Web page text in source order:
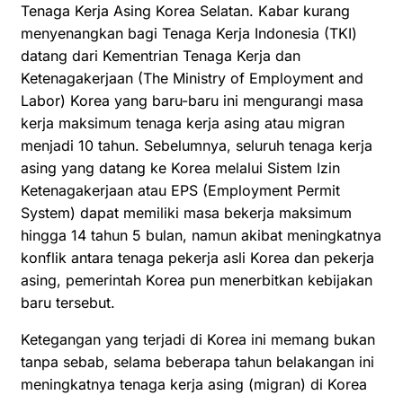
Tenaga Kerja Asing Korea Selatan. Kabar kurang
menyenangkan bagi Tenaga Kerja Indonesia (TKI)
datang dari Kementrian Tenaga Kerja dan
Ketenagakerjaan (The Ministry of Employment and
Labor) Korea yang baru-baru ini mengurangi masa
kerja maksimum tenaga kerja asing atau migran
menjadi 10 tahun. Sebelumnya, seluruh tenaga kerja
asing yang datang ke Korea melalui Sistem Izin
Ketenagakerjaan atau EPS (Employment Permit
System) dapat memiliki masa bekerja maksimum
hingga 14 tahun 5 bulan, namun akibat meningkatnya
konflik antara tenaga pekerja asli Korea dan pekerja
asing, pemerintah Korea pun menerbitkan kebijakan
baru tersebut.
Ketegangan yang terjadi di Korea ini memang bukan
tanpa sebab, selama beberapa tahun belakangan ini
meningkatnya tenaga kerja asing (migran) di Korea